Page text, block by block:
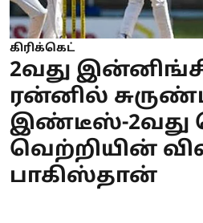
கிரிக்கெட்
2வது
ரன்னில்
இண்டீஸ்-2வது
வெற்றியின்
பாகிஸ்தான்